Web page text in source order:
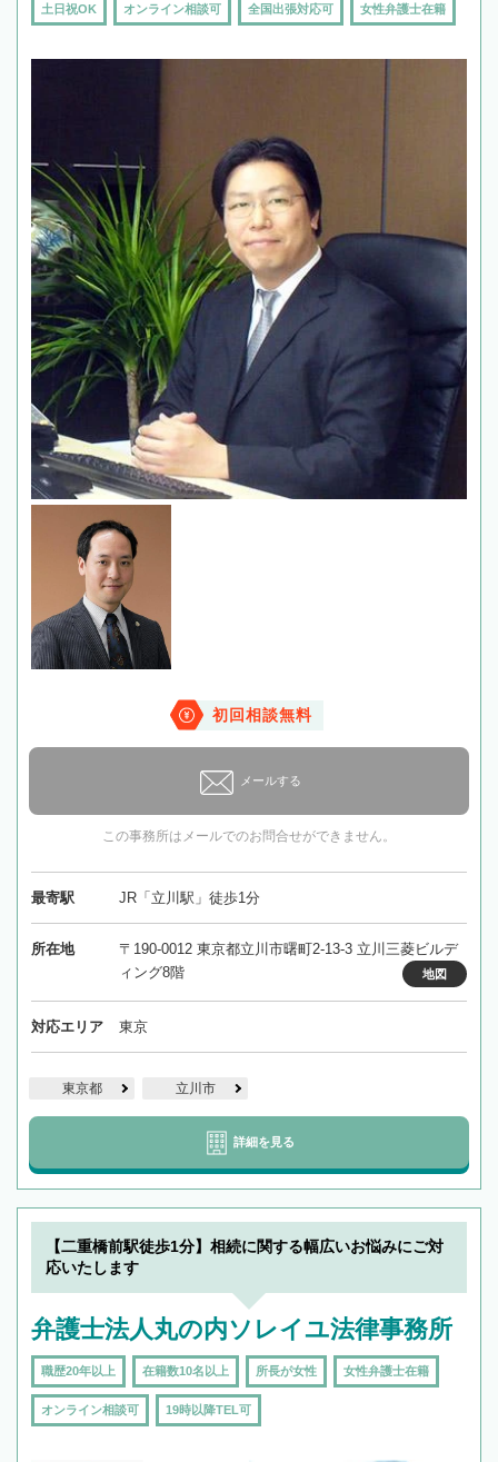
土日祝OK オンライン相談可 全国出張対応可 女性弁護士在籍
初回相談無料
メールする
この事務所はメールでのお問合せができません。
最寄駅 JR「立川駅」徒歩1分
所在地
〒190-0012 東京都立川市曙町2-13-3 立川三菱ビルデ
ィング8階
地図
対応エリア 東京
東京都 立川市
詳細を見る
【二重橋前駅徒歩1分】相続に関する幅広いお悩みにご対
応いたします
弁護士法人丸の内ソレイユ法律事務所
職歴20年以上 在籍数10名以上 所長が女性 女性弁護士在籍
オンライン相談可 19時以降TEL可